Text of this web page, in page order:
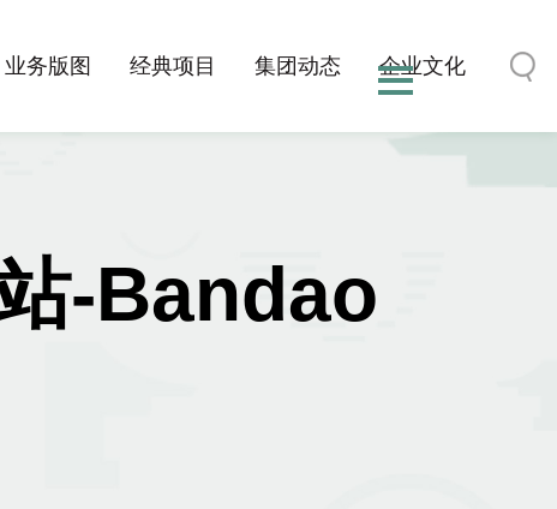
业务版图 经典项目 集团动态 企业文化
-Bandao